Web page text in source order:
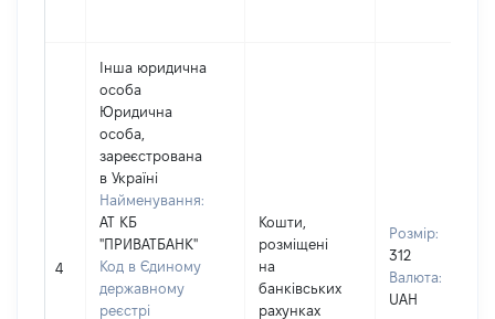
4
Інша юридична
особа
Юридична
особа,
зареєстрована
в Україні
Найменування:
АТ КБ
"ПРИВАТБАНК"
Код в Єдиному
державному
реєстрі
Кошти,
розміщені
на
банківських
рахунках
Розмір:
312
Валюта:
UAH